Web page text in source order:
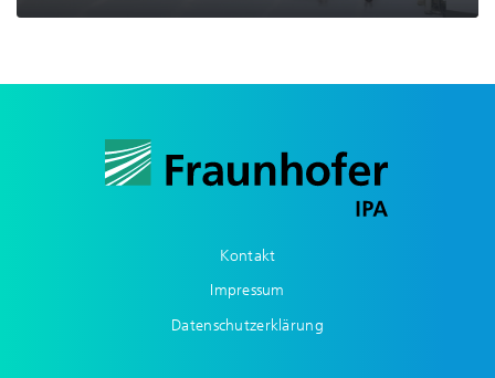
JETZT LESEN
Kontakt
Impressum
Datenschutzerklärung